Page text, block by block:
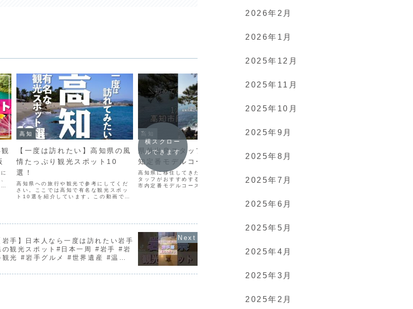
高知
【一度は訪れたい】高知県の風
情たっぷり観光スポット10
選！
高知県への旅行や観光で参考にしてくだ
さい。ここでは高知で有名な観光スポッ
ト10選を紹介しています。この動画で紹
高知
県外出身スタッフおすすめ♪高
知定番モデルコース🏃‍♀️🏃‍♂️
高知県に移住してきたぐるぐるこうちス
タッフがおすすめする、THE高知！高知
市内定番モデルコースを、地元メディア
桂浜 #坂本龍馬 #鰹 #鰹のタタキ #カ
高知
得に巡ってきた！【女子ひとり
提供：どっぷり高知旅キャンペーン推進
るさとの地を巡る高知ものべ周遊パス」
＿＿＿＿＿＿＿＿やなせたかしさんふる
横スクロー
ルできます
岩手】日本人なら一度は訪れたい岩手
の観光スポット#日本一周 #岩手 #岩
観光 #岩手グルメ #世界遺産 #温泉
2026年2月
2026年1月
2025年12月
2025年11月
2025年10月
2025年9月
2025年8月
2025年7月
2025年6月
2025年5月
2025年4月
2025年3月
2025年2月